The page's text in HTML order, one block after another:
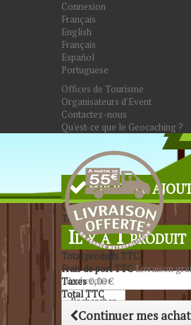
Connexion
Français
English
Français
Español
Portuguese
Offices de Tourisme
Organisateurs d'Event
Contactez-nous
Qu'est-ce que le Geocaching ?
Rechercher
Produit
Quantité
Total
Il y a 1 produit
Total produits TTC
Frais de port TTCLivraison
Taxes0,00 €
Total TTC
Continuer mes